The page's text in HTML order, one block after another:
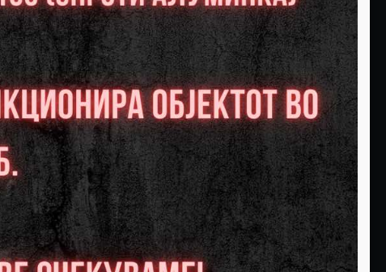
Слободни:0
РЕЗЕРВИРАЈ
Слободни:0
РЕЗЕРВИРАЈ
13
Слободни:0
РЕЗЕРВИРАЈ
14
Слободни:0
РЕЗЕРВИРАЈ
20
Слободни:0
21
Слободни:0